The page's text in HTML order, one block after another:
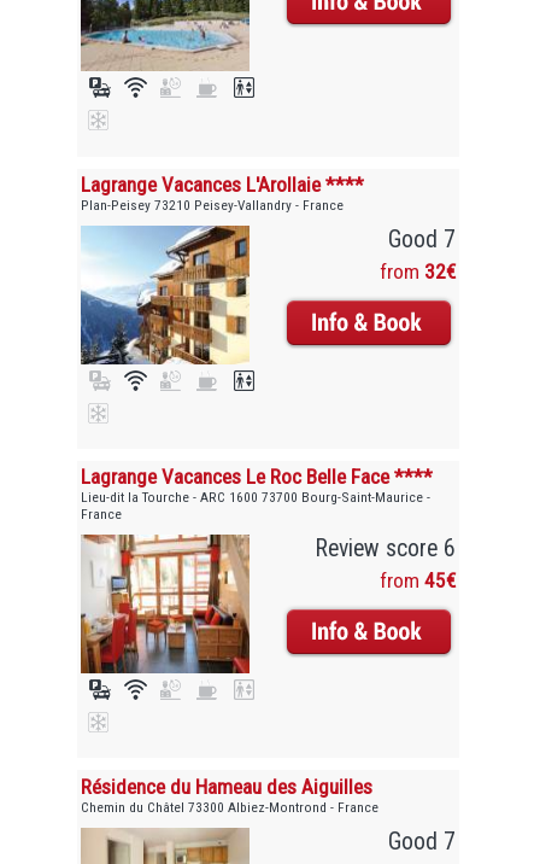
Lagrange Vacances L'Arollaie ****
Plan-Peisey 73210 Peisey-Vallandry - France
Good 7
from 32€
Lagrange Vacances Le Roc Belle Face ****
Lieu-dit la Tourche - ARC 1600 73700 Bourg-Saint-Maurice -
France
Review score 6
from 45€
Résidence du Hameau des Aiguilles
Chemin du Châtel 73300 Albiez-Montrond - France
Good 7